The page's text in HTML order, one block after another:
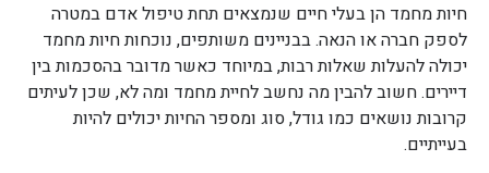
חיות מחמד הן בעלי חיים שנמצאים תחת טיפול אדם במטרה
לספק חברה או הנאה. בבניינים משותפים, נוכחות חיות מחמד
יכולה להעלות שאלות רבות, במיוחד כאשר מדובר בהסכמות בין
דיירים. חשוב להבין מה נחשב לחיית מחמד ומה לא, שכן לעיתים
קרובות נושאים כמו גודל, סוג ומספר החיות יכולים להיות
בעייתיים.